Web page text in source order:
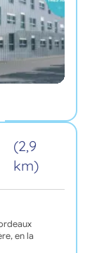
(2,9
km)
en la